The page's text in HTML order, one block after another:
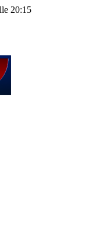
20:15